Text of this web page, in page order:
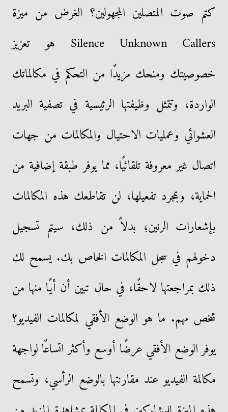
كتم صوت المتصلين المجهولين؟ الغرض من ميزة
Silence Unknown Callers هو تعزيز
خصوصيتك ومنحك مزيدًا من التحكم في مكالماتك
الواردة، وتتمثل وظيفتها الرئيسية في تصفية البريد
العشوائي وعمليات الاحتيال والمكالمات من جهات
اتصال غير معروفة تلقائيًا، مما يوفر طبقة إضافية من
الحماية، وبمجرد تفعيلها، لن تقاطعك هذه المكالمات
بإشعارات الرنين؛ بدلاً من ذلك، سيتم تسجيل
دخولهم في سجل المكالمات الخاص بك. يسمح لك
ذلك بمراجعتها لاحقًا، في حال تبين أن أيًا منها من
شخص مهم. ما هو الوضع الأفقي لمكالمات الفيديو؟
يوفر الوضع الأفقي عرضًا أوسع وأكثر اتساعًا لواجهة
مكالمة الفيديو عند مقارنتها بالوضع الرأسي، وتسمح